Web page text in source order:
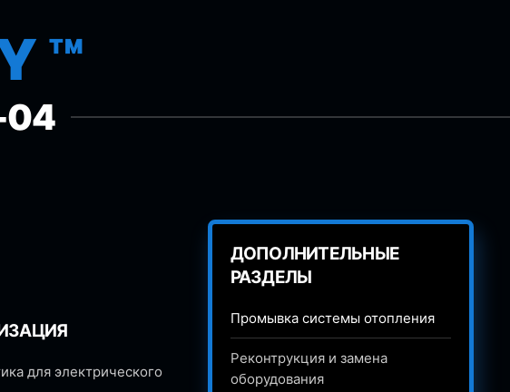
™
04
для электрического
ДОПОЛНИТЕЛЬНЫЕ
РАЗДЕЛЫ
Промывка системы отопления
Реконтрукция и замена
оборудования